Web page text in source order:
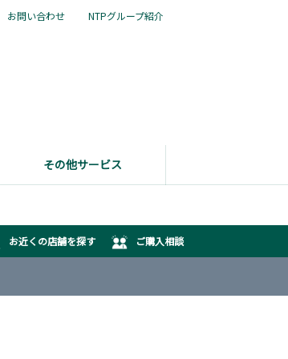
その他サービス
お問い合わせ NTPグループ紹介
お近くの店舗を探す ご購入相談